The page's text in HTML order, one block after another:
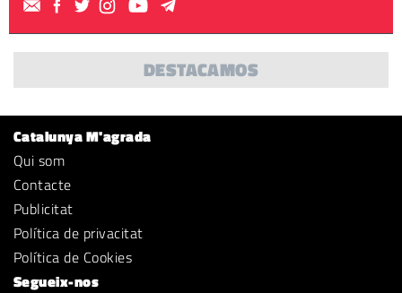
DESTACAMOS
Catalunya M'agrada
Qui som
Contacte
Publicitat
Política de privacitat
Política de Cookies
Segueix-nos